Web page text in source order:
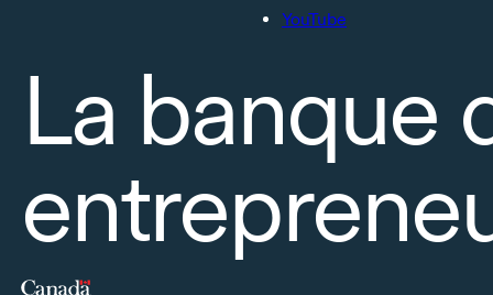
YouTube
La banque